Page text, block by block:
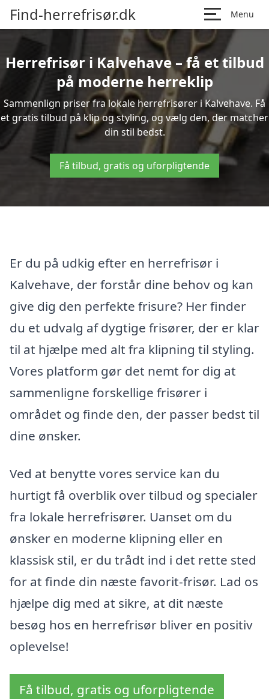
Find-herrefrisør.dk Menu
Herrefrisør i Kalvehave – få et tilbud
på moderne herreklip
Sammenlign priser fra lokale herrefrisører i Kalvehave. Få
et gratis tilbud på klip og styling, og vælg den, der matcher
din stil bedst.
Få tilbud, gratis og uforpligtende
Er du på udkig efter en herrefrisør i
Kalvehave, der forstår dine behov og kan
give dig den perfekte frisure? Her finder
du et udvalg af dygtige frisører, der er klar
til at hjælpe med alt fra klipning til styling.
Vores platform gør det nemt for dig at
sammenligne forskellige frisører i
området og finde den, der passer bedst til
dine ønsker.
Ved at benytte vores service kan du
hurtigt få overblik over tilbud og specialer
fra lokale herrefrisører. Uanset om du
ønsker en moderne klipning eller en
klassisk stil, er du trådt ind i det rette sted
for at finde din næste favorit-frisør. Lad os
hjælpe dig med at sikre, at dit næste
besøg hos en herrefrisør bliver en positiv
oplevelse!
Få tilbud, gratis og uforpligtende